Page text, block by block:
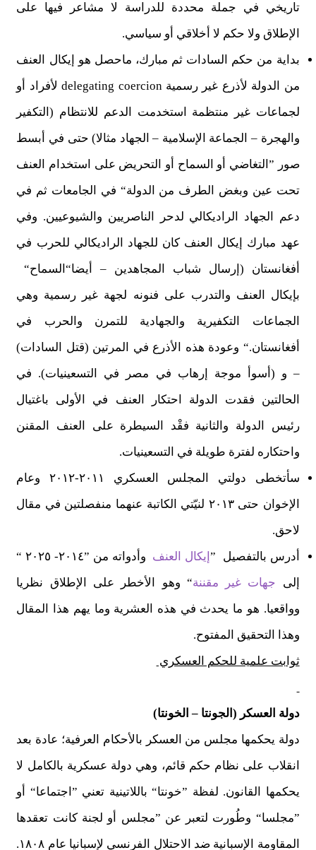
تاريخي في جملة محددة للدراسة لا مشاعر فيها على
الإطلاق ولا حكم لا أخلاقي أو سياسي.
بداية من حكم السادات ثم مبارك، ماحصل هو إيكال العنف
من الدولة لأذرع غير رسمية delegating coercion لأفراد أو
لجماعات غير منتظمة استخدمت الدعم للانتظام (التكفير
والهجرة – الجماعة الإسلامية – الجهاد مثالا) حتى في أبسط
صور ”التغاضي أو السماح أو التحريض على استخدام العنف
تحت عين وبغض الطرف من الدولة“ في الجامعات ثم في
دعم الجهاد الراديكالي لدحر الناصريين والشيوعيين. وفي
عهد مبارك إيكال العنف كان للجهاد الراديكالي للحرب في
أفغانستان (إرسال شباب المجاهدين – أيضا“السماح“
بإيكال العنف والتدرب على فنونه لجهة غير رسمية وهي
الجماعات التكفيرية والجهادية للتمرن والحرب في
أفغانستان.“ وعودة هذه الأذرع في المرتين (قتل السادات)
– و (أسوأ موجة إرهاب في مصر في التسعينيات). في
الحالتين فقدت الدولة احتكار العنف في الأولى باغتيال
رئيس الدولة والثانية فقْد السيطرة على العنف المقنن
واحتكاره لفترة طويلة في التسعينيات.
سأتخطى دولتي المجلس العسكري ٢٠١١-٢٠١٢ وعام
الإخوان حتى ٢٠١٣ لنيّتي الكاتبة عنهما منفصلتين في مقال
لاحق.
أدرس بالتفصيل ”إيكال العنف
وأدواته من ”٢٠١٤- ٢٠٢٥ “
إلى جهات غير مقننة“ وهو الأخطر على الإطلاق نظريا
وواقعيا. هو ما يحدث في هذه العشرية وما يهم هذا المقال
وهذا التحقيق المفتوح.
ثوابت علمية للحكم العسكري
دولة العسكر (الجونتا – الخونتا)
دولة يحكمها مجلس من العسكر بالأحكام العرفية؛ عادة بعد
انقلاب على نظام حكم قائم، وهي دولة عسكرية بالكامل لا
يحكمها القانون. لفظة ”خونتا“ باللاتينية تعني ”اجتماعا“ أو
”مجلسا“ وطُورت لتعبر عن ”مجلس أو لجنة كانت تعقدها
المقاومة الإسبانية ضد الاحتلال الفرنسي لإسبانيا عام ١٨٠٨.